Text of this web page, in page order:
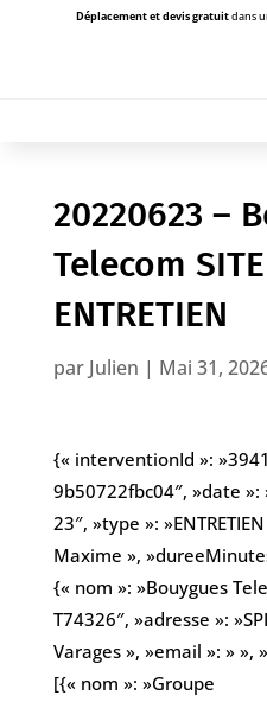
Déplacement et devis gratuitdans
20220623 –
Telecom
ENTRETIEN
par Julien | Mai 31,
{« interventionId »:
9b50722fbc04″, »date »:
23″, »type »:
Maxime »,
{« nom »: »Bouygues
T74326″, »adresse »:
Varages », »email »: »
[{« nom »: »Groupe